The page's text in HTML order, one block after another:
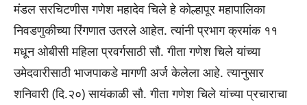
मंडल सरचिटणीस गणेश महादेव चिले हे कोल्हापूर महापालिका
निवडणुकीच्या रिंगणात उतरले आहेत. त्यांनी प्रभाग क्रमांक ११
मधून ओबीसी महिला प्रवर्गसाठी सौ. गीता गणेश चिले यांच्या
उमेदवारीसाठी भाजपाकडे मागणी अर्ज केलेला आहे. त्यानुसार
शनिवारी (दि.२०) सायंकाळी सौ. गीता गणेश चिले यांच्या प्रचाराचा